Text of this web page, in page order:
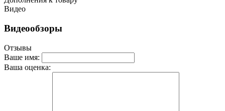
Видео
Видеообзоры
Отзывы
Ваше имя:
Ваша оценка: